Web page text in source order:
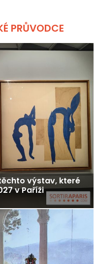
PRŮVODCE
výstav, které
v Paříži